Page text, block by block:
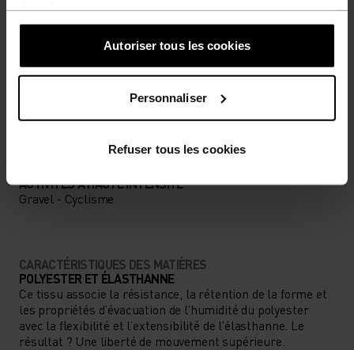
Autoriser tous les cookies
Personnaliser
Refuser tous les cookies
MODÉRÉ
ACTIVITÉS À HAUTE INTENSITÉ
Gravel - Cyclisme
CARACTÉRISTIQUES DES MATIÈRES
POLYESTER ET ÉLASTHANNE
Ce tissu associe la résistance, la rétention de la forme et
les propriétés d’évacuation de l’humidité du polyester
avec la flexibilité et l’extensibilité de l’élasthanne. Le
résultat ? Une liberté de mouvement supérieure.